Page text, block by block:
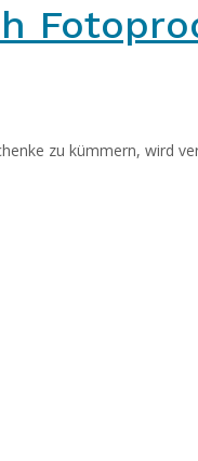
zu kümmern, wird